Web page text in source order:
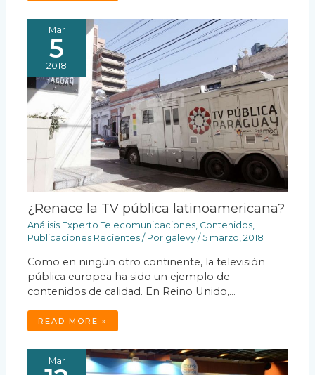
Mar
5
2018
¿Renace la TV pública latinoamericana?
Análisis Experto Telecomunicaciones, Contenidos,
Publicaciones Recientes / Por galevy/5 marzo, 2018
Como en ningún otro continente, la televisión
pública europea ha sido un ejemplo de
contenidos de calidad. En Reino Unido,…
READ MORE »
Mar